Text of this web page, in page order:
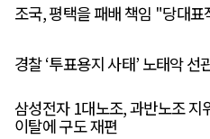
조국, 평택을 패배 책임 "당대
경찰 ‘투표용지 사태’ 노태악
삼성전자 1대노조, 과반노조
이탈에 구도 재편